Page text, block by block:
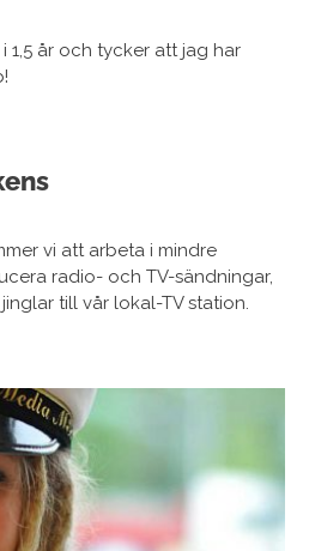
1,5 år och tycker att jag har
vi att arbeta i mindre
radio- och TV-sändningar,
till vår lokal-TV station.